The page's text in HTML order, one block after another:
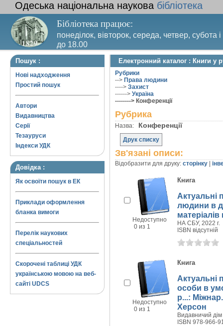
Одеська національна наукова бібліотека
Бібліотека працює:
понеділок, вівторок, середа, четвер, субота
до 18.00
Вихідний день – п’ятниця. Останній четвер
Пошук :
Нові надходження
Простий пошук
Автори
Видавництва
Серії
Тезауруси
Індекси УДК
Довідка :
Як освоїти пошук в ЕК
Приклади оформлення
бланка вимоги
Перелік наукових
спеціальностей
Скорочені таблиці УДК
українською мовою на веб-
сайті UDCS
Електронний каталог : Книги у
Рубрики
--> Права людини
----> Захист
------> Україна
--------> Конференції
Рубрика
Назва: Конференції
Друк списку
Зв'язані описи:
Відобразити для друку: сторінку
Недоступно
0 из 1
Книга
Актуальні
людини в
НА СБУ, 2022 г.
ISBN відсутній
Недоступно
0 из 1
Книга
Актуальні
особи в
р...:
Херсон
Видавничий
ISBN 978-966-